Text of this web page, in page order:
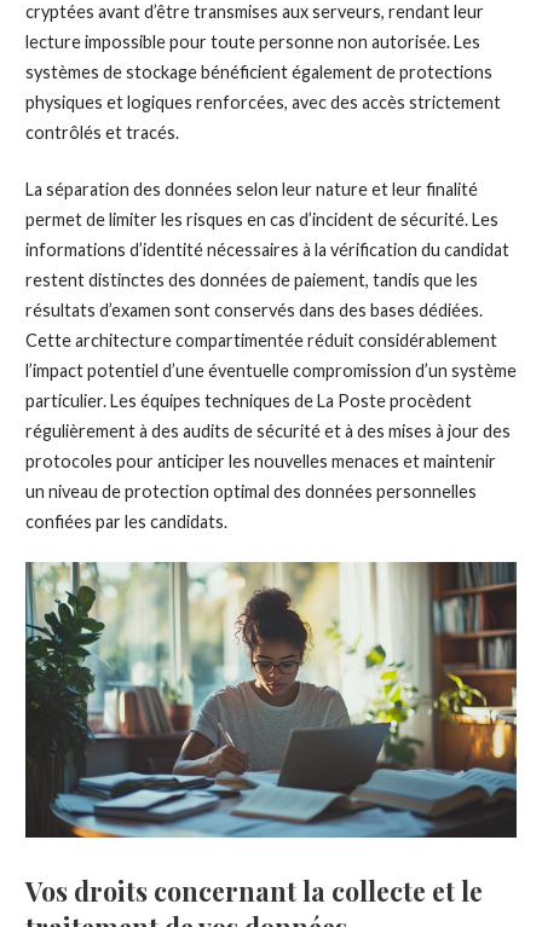
cryptées avant d’être transmises aux serveurs, rendant leur
lecture impossible pour toute personne non autorisée. Les
systèmes de stockage bénéficient également de protections
physiques et logiques renforcées, avec des accès strictement
contrôlés et tracés.
La séparation des données selon leur nature et leur finalité
permet de limiter les risques en cas d’incident de sécurité. Les
informations d’identité nécessaires à la vérification du candidat
restent distinctes des données de paiement, tandis que les
résultats d’examen sont conservés dans des bases dédiées.
Cette architecture compartimentée réduit considérablement
l’impact potentiel d’une éventuelle compromission d’un système
particulier. Les équipes techniques de La Poste procèdent
régulièrement à des audits de sécurité et à des mises à jour des
protocoles pour anticiper les nouvelles menaces et maintenir
un niveau de protection optimal des données personnelles
confiées par les candidats.
Vos droits concernant la collecte et le